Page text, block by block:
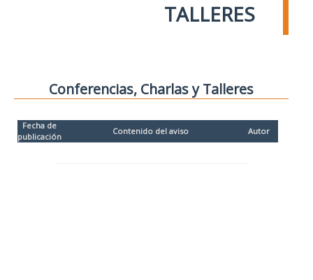
TALLERES
Conferencias, Charlas y Talleres
Fecha de
publicación
Contenido del aviso Autor